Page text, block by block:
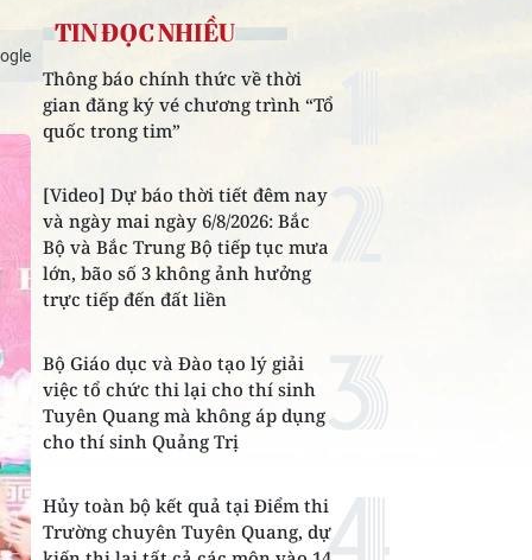
TIN ĐỌC NHIỀU
Thông báo chính thức về thời
gian đăng ký vé chương trình “Tổ
quốc trong tim”
[Video] Dự báo thời tiết đêm nay
và ngày mai ngày 6/8/2026: Bắc
Bộ và Bắc Trung Bộ tiếp tục mưa
lớn, bão số 3 không ảnh hưởng
trực tiếp đến đất liền
Bộ Giáo dục và Đào tạo lý giải
việc tổ chức thi lại cho thí sinh
Tuyên Quang mà không áp dụng
cho thí sinh Quảng Trị
Hủy toàn bộ kết quả tại Điểm thi
Trường chuyên Tuyên Quang, dự